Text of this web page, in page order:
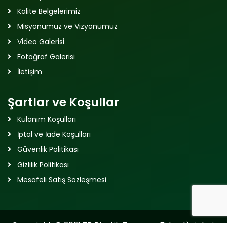
Kalite Belgelerimiz
Misyonumuz ve Vizyonumuz
Video Galerisi
Fotoğraf Galerisi
İletişim
Şartlar ve Koşullar
Kulanım Koşulları
İptal ve İade Koşulları
Güvenlik Politikası
Gizlilik Politikası
Mesafeli Satış Sözleşmesi
Copyright @ 2021 ZB Plastik Tarım ve Fidan Ürünleri,